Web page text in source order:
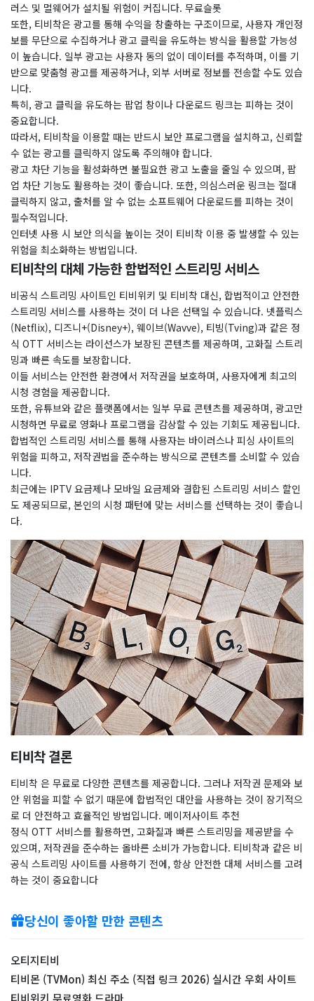
러스 및 멀웨어가 설치될 위험이 커집니다. 무료슬롯
또한, 티비착은 광고를 통해 수익을 창출하는 구조이므로, 사용자 개인정
보를 무단으로 수집하거나 광고 클릭을 유도하는 방식을 활용할 가능성
이 높습니다. 일부 광고는 사용자 동의 없이 데이터를 추적하며, 이를 기
반으로 맞춤형 광고를 제공하거나, 외부 서버로 정보를 전송할 수도 있습
니다.
특히, 광고 클릭을 유도하는 팝업 창이나 다운로드 링크는 피하는 것이
중요합니다.
따라서, 티비착을 이용할 때는 반드시 보안 프로그램을 설치하고, 신뢰할
수 없는 광고를 클릭하지 않도록 주의해야 합니다.
광고 차단 기능을 활성화하면 불필요한 광고 노출을 줄일 수 있으며, 팝
업 차단 기능도 활용하는 것이 좋습니다. 또한, 의심스러운 링크는 절대
클릭하지 않고, 출처를 알 수 없는 소프트웨어 다운로드를 피하는 것이
필수적입니다.
인터넷 사용 시 보안 의식을 높이는 것이 티비착 이용 중 발생할 수 있는
위험을 최소화하는 방법입니다.
티비착의 대체 가능한 합법적인 스트리밍 서비스
비공식 스트리밍 사이트인 티비위키 및 티비착 대신, 합법적이고 안전한
스트리밍 서비스를 사용하는 것이 더 나은 선택일 수 있습니다. 넷플릭스
(Netflix), 디즈니+(Disney+), 웨이브(Wavve), 티빙(Tving)과 같은 정
식 OTT 서비스는 라이선스가 보장된 콘텐츠를 제공하며, 고화질 스트리
밍과 빠른 속도를 보장합니다.
이들 서비스는 안전한 환경에서 저작권을 보호하며, 사용자에게 최고의
시청 경험을 제공합니다.
또한, 유튜브와 같은 플랫폼에서는 일부 무료 콘텐츠를 제공하며, 광고만
시청하면 무료로 영화나 프로그램을 감상할 수 있는 기회도 제공됩니다.
합법적인 스트리밍 서비스를 통해 사용자는 바이러스나 피싱 사이트의
위험을 피하고, 저작권법을 준수하는 방식으로 콘텐츠를 소비할 수 있습
니다.
최근에는 IPTV 요금제나 모바일 요금제와 결합된 스트리밍 서비스 할인
도 제공되므로, 본인의 시청 패턴에 맞는 서비스를 선택하는 것이 좋습니
다.
티비착 결론
티비착 은 무료로 다양한 콘텐츠를 제공합니다. 그러나 저작권 문제와 보
안 위험을 피할 수 없기 때문에 합법적인 대안을 사용하는 것이 장기적으
로 더 안전하고 효율적인 방법입니다. 메이저사이트 추천
정식 OTT 서비스를 활용하면, 고화질과 빠른 스트리밍을 제공받을 수
있으며, 저작권을 준수하는 올바른 소비가 가능합니다. 티비착과 같은 비
공식 스트리밍 사이트를 사용하기 전에, 항상 안전한 대체 서비스를 고려
하는 것이 중요합니다
당신이 좋아할 만한 콘텐츠
오티지티비
티비몬 (TVMon) 최신 주소 (직접 링크 2026) 실시간 우회 사이트
티비위키 무료영화 드라마